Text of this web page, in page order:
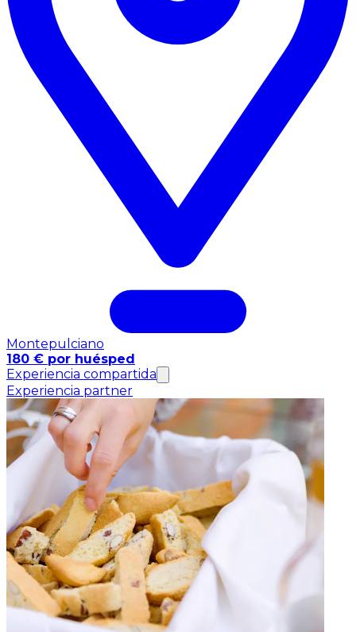
Montepulciano
180 € por huésped
Experiencia compartida
Experiencia partner